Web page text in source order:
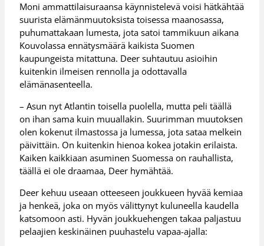
Moni ammattilaisuraansa käynnistelevä voisi hätkähtää
suurista elämänmuutoksista toisessa maanosassa,
puhumattakaan lumesta, jota satoi tammikuun aikana
Kouvolassa ennätysmäärä kaikista Suomen
kaupungeista mitattuna. Deer suhtautuu asioihin
kuitenkin ilmeisen rennolla ja odottavalla
elämänasenteella.
– Asun nyt Atlantin toisella puolella, mutta peli täällä
on ihan sama kuin muuallakin. Suurimman muutoksen
olen kokenut ilmastossa ja lumessa, jota sataa melkein
päivittäin. On kuitenkin hienoa kokea jotakin erilaista.
Kaiken kaikkiaan asuminen Suomessa on rauhallista,
täällä ei ole draamaa, Deer hymähtää.
Deer kehuu useaan otteeseen joukkueen hyvää kemiaa
ja henkeä, joka on myös välittynyt kuluneella kaudella
katsomoon asti. Hyvän joukkuehengen takaa paljastuu
pelaajien keskinäinen puuhastelu vapaa-ajalla: